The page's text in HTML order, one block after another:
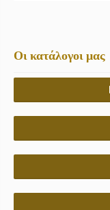
Οι κατάλογοι μας